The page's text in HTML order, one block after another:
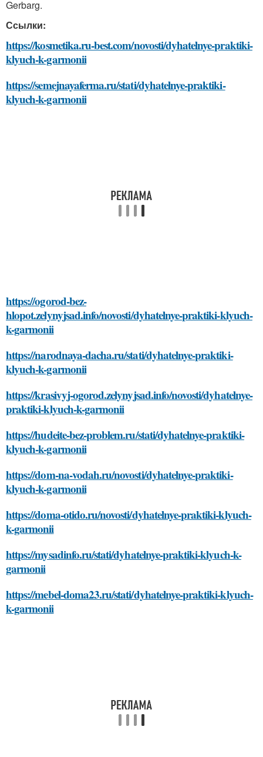
Gerbarg.
Ссылки:
https://kosmetika.ru-best.com/novosti/dyhatelnye-praktiki-
klyuch-k-garmonii
https://semejnayaferma.ru/stati/dyhatelnye-praktiki-
klyuch-k-garmonii
https://ogorod-bez-
hlopot.zelynyjsad.info/novosti/dyhatelnye-praktiki-klyuch-
k-garmonii
https://narodnaya-dacha.ru/stati/dyhatelnye-praktiki-
klyuch-k-garmonii
https://krasivyj-ogorod.zelynyjsad.info/novosti/dyhatelnye-
praktiki-klyuch-k-garmonii
https://hudeite-bez-problem.ru/stati/dyhatelnye-praktiki-
klyuch-k-garmonii
https://dom-na-vodah.ru/novosti/dyhatelnye-praktiki-
klyuch-k-garmonii
https://doma-otido.ru/novosti/dyhatelnye-praktiki-klyuch-
k-garmonii
https://mysadinfo.ru/stati/dyhatelnye-praktiki-klyuch-k-
garmonii
https://mebel-doma23.ru/stati/dyhatelnye-praktiki-klyuch-
k-garmonii